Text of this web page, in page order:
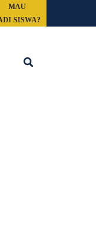
MAU
SISWA?
Cari